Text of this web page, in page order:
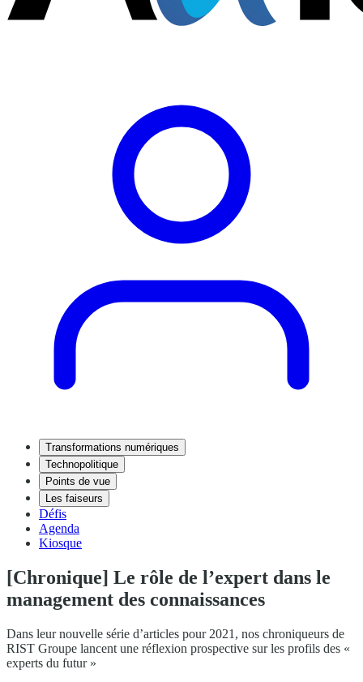
Transformations numériques
Technopolitique
Points de vue
Les faiseurs
Défis
Agenda
Kiosque
[Chronique] Le rôle de l’expert dans le
management des connaissances
Dans leur nouvelle série d’articles pour 2021, nos chroniqueurs de
RIST Groupe lancent une réflexion prospective sur les profils des «
experts du futur »